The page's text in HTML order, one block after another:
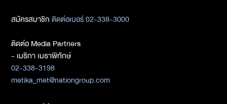
สมัครสมาชิกติดต่อเบอร์ 02-338-3000
ติดต่อ Media Partners
- เมธิกา เมธาพิทักษ์
02-338-3198
metika_met@nationgroup.com